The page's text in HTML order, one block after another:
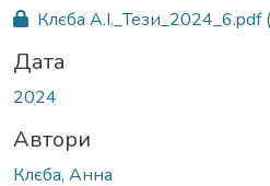
Клєба А.І._Тези_2024_6.pdf
Дата
2024
Автори
Клєба, Анна